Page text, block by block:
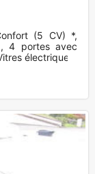
(5 CV) *,
, 4 portes avec
électriques.